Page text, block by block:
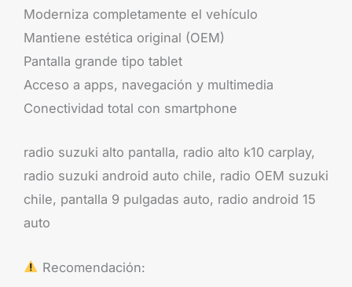
Moderniza completamente el vehículo
Mantiene estética original (OEM)
Pantalla grande tipo tablet
Acceso a apps, navegación y multimedia
Conectividad total con smartphone
radio suzuki alto pantalla, radio alto k10 carplay,
radio suzuki android auto chile, radio OEM suzuki
chile, pantalla 9 pulgadas auto, radio android 15
auto
Recomendación: